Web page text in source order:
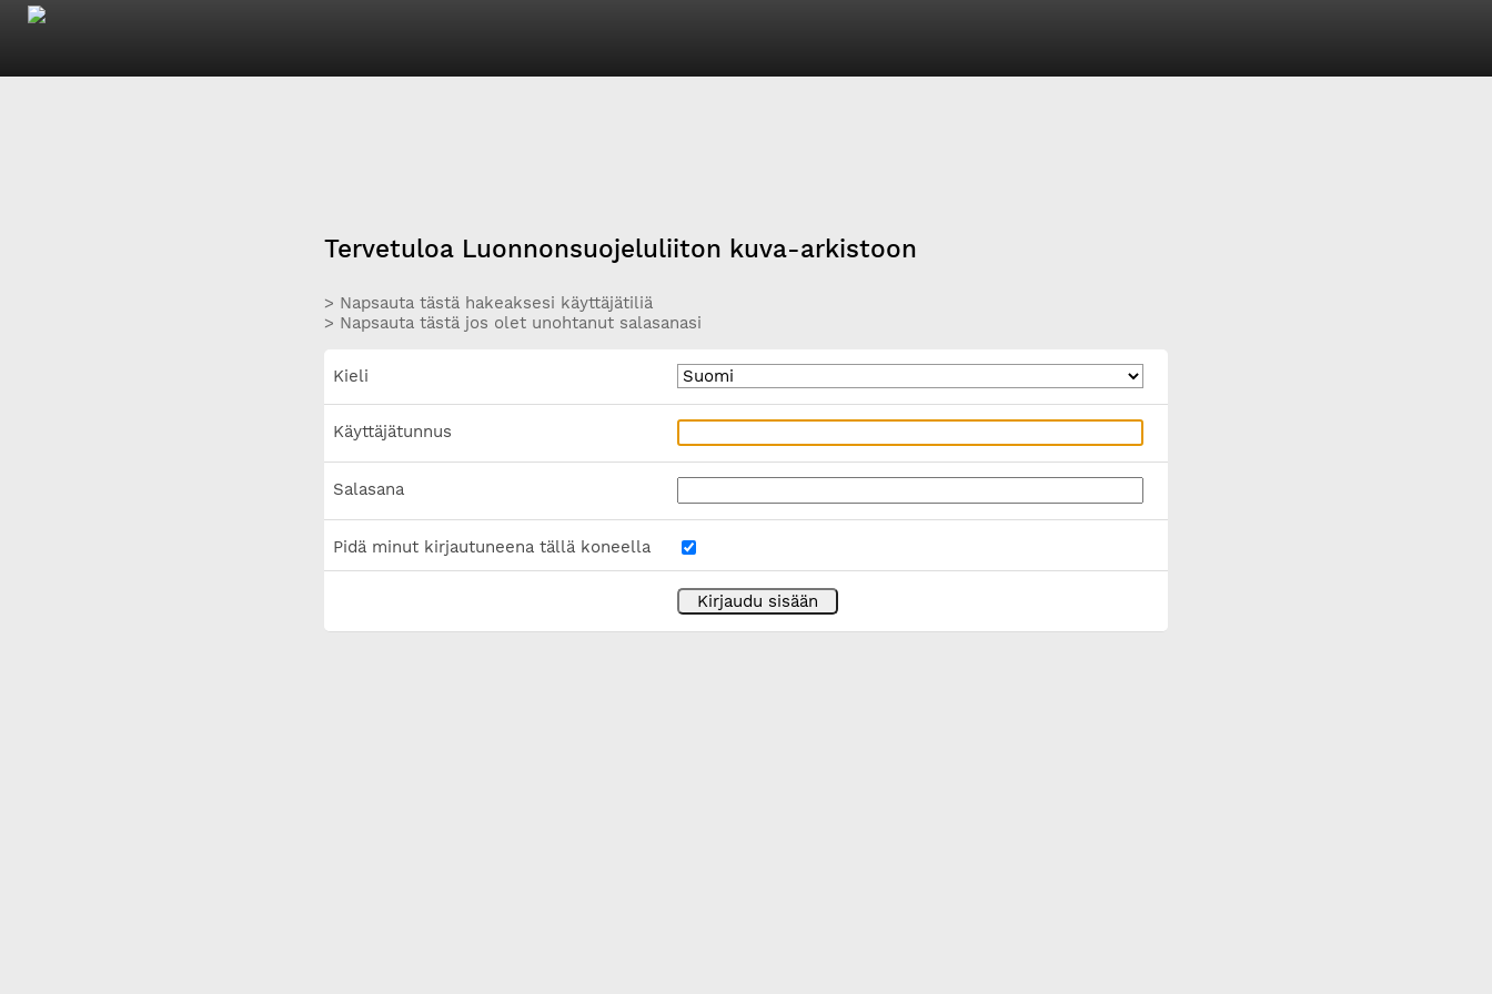
Tervetuloa Luonnonsuojeluliiton kuva-arkistoon
> Napsauta tästä hakeaksesi käyttäjätiliä
> Napsauta tästä jos olet unohtanut salasanasi
Kieli
Käyttäjätunnus
Salasana
Pidä minut kirjautuneena tällä koneella